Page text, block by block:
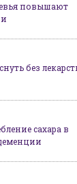
повышают
без
сахара в